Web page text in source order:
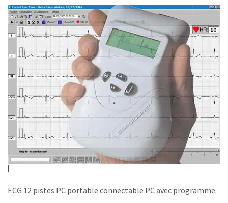
ECG 12 pistes PC portable connectable PC avec programme.